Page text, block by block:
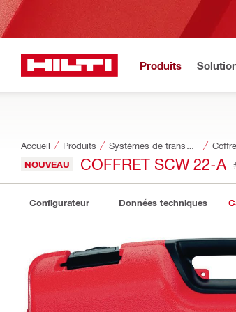
Produits
Accueil Produits
NOUVEAU COFFRET SCW 22-A
Configurateur Données techniques